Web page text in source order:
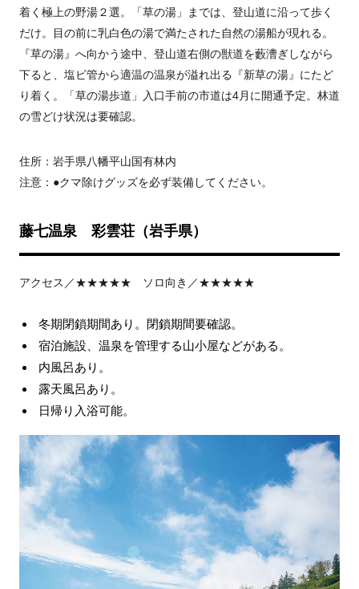
着く極上の野湯２選。「草の湯」までは、登山道に沿って歩く
だけ。目の前に乳白色の湯で満たされた自然の湯船が現れる。
『草の湯』へ向かう途中、登山道右側の獣道を藪漕ぎしながら
下ると、塩ビ管から適温の温泉が溢れ出る『新草の湯』にたど
り着く。「草の湯歩道」入口手前の市道は4月に開通予定。林道
の雪どけ状況は要確認。
住所：岩手県八幡平山国有林内
注意：●クマ除けグッズを必ず装備してください。
藤七温泉 彩雲荘（岩手県）
アクセス／★★★★★ ソロ向き／★★★★★
冬期閉鎖期間あり。閉鎖期間要確認。
宿泊施設、温泉を管理する山小屋などがある。
内風呂あり。
露天風呂あり。
日帰り入浴可能。